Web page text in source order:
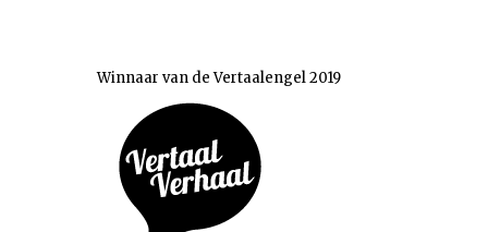
Winnaar van de Vertaalengel 2019